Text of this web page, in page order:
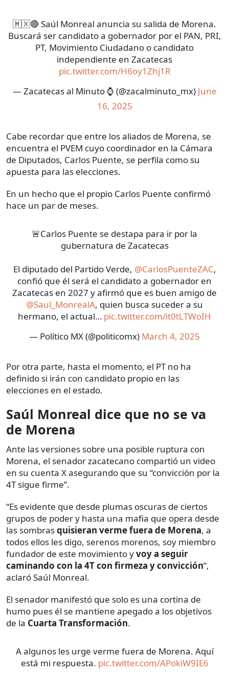
🇲🇽🔴 Saúl Monreal anuncia su salida de Morena.
Buscará ser candidato a gobernador por el PAN, PRI,
PT, Movimiento Ciudadano o candidato
independiente en Zacatecas
pic.twitter.com/H6oy1Zhj1R
— Zacatecas al Minuto ⌚ (@zacalminuto_mx) June
16, 2025
Cabe recordar que entre los aliados de Morena, se
encuentra el PVEM cuyo coordinador en la Cámara
de Diputados, Carlos Puente, se perfila como su
apuesta para las elecciones.
En un hecho que el propio Carlos Puente confirmó
hace un par de meses.
🚨Carlos Puente se destapa para ir por la
gubernatura de Zacatecas
El diputado del Partido Verde, @CarlosPuenteZAC,
confió que él será el candidato a gobernador en
Zacatecas en 2027 y afirmó que es buen amigo de
@Saul_MonrealA, quien busca suceder a su
hermano, el actual… pic.twitter.com/it0tLTWoIH
— Político MX (@politicomx) March 4, 2025
Por otra parte, hasta el momento, el PT no ha
definido si irán con candidato propio en las
elecciones en el estado.
Saúl Monreal dice que no se va
de Morena
Ante las versiones sobre una posible ruptura con
Morena, el senador zacatecano compartió un video
en su cuenta X asegurando que su “convicción por la
4T sigue firme”.
“Es evidente que desde plumas oscuras de ciertos
grupos de poder y hasta una mafia que opera desde
las sombrasquisieran verme fuera de Morena, a
todos ellos les digo, serenos morenos, soy miembro
fundador de este movimiento yvoy a seguir
caminando con la 4T con firmeza y convicción”,
aclaró Saúl Monreal.
El senador manifestó que solo es una cortina de
humo pues él se mantiene apegado a los objetivos
de la Cuarta Transformación.
A algunos les urge verme fuera de Morena. Aquí
está mi respuesta. pic.twitter.com/APokiW9IE6